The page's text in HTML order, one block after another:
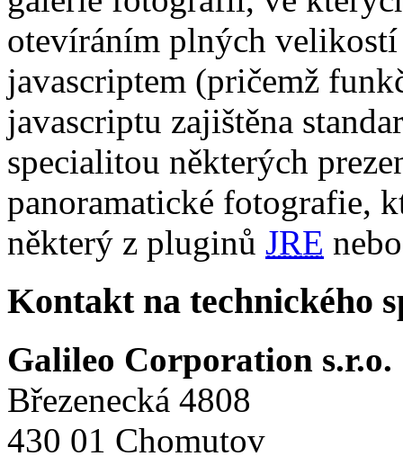
otevíráním plných
javascriptem (pričemž
javascriptu zajištěna
specialitou některých
panoramatické fotografie,
některý z pluginů JRE
Kontakt na technického
Galileo Corporation s.r.o.
Březenecká 4808
430 01 Chomutov